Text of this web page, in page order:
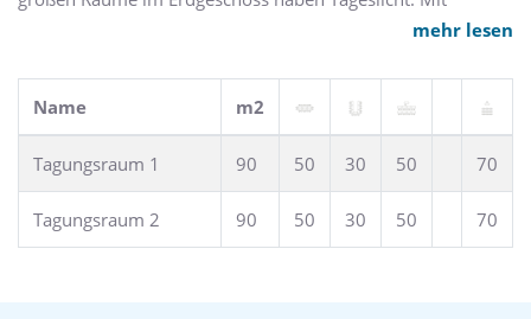
direktem Zugang zum begrünten Innenhof, ausgestattet mit
mehr lesen
Name m2
Tagungsraum 1 90 50 30 50 70
Tagungsraum 2 90 50 30 50 70